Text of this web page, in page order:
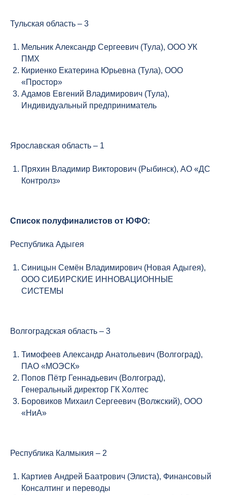
Тульская область – 3
Мельник Александр Сергеевич (Тула), ООО УК
ПМХ
Кириенко Екатерина Юрьевна (Тула), ООО
«Простор»
Адамов Евгений Владимирович (Тула),
Индивидуальный предприниматель
Ярославская область – 1
Пряхин Владимир Викторович (Рыбинск), АО «ДС
Контролз»
Список полуфиналистов от ЮФО:
Республика Адыгея
Синицын Семён Владимирович (Новая Адыгея),
ООО СИБИРСКИЕ ИННОВАЦИОННЫЕ
СИСТЕМЫ
Волгоградская область – 3
Тимофеев Александр Анатольевич (Волгоград),
ПАО «МОЭСК»
Попов Пётр Геннадьевич (Волгоград),
Генеральный директор ГК Холтес
Боровиков Михаил Сергеевич (Волжский), ООО
«НиА»
Республика Калмыкия – 2
Картиев Андрей Баатрович (Элиста), Финансовый
Консалтинг и переводы